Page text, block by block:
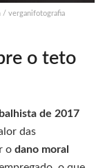
/ verganifotografia
o teto
de 2017
das
o dano moral